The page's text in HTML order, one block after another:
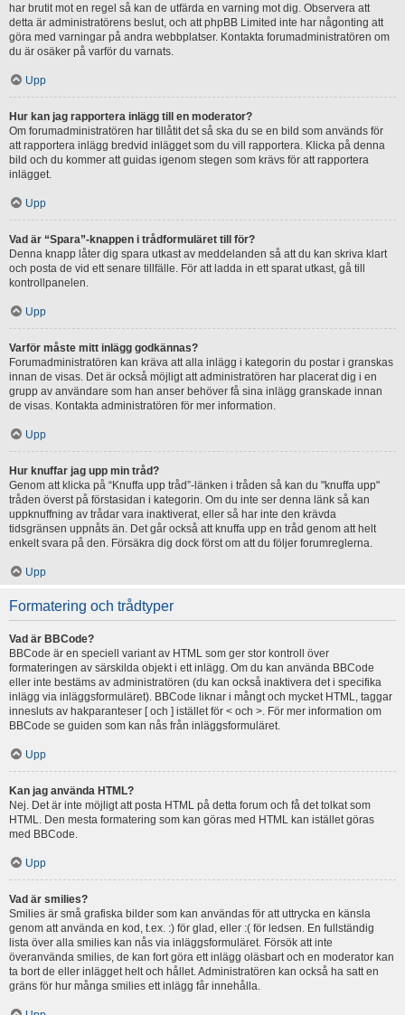
har brutit mot en regel så kan de utfärda en varning mot dig. Observera att
detta är administratörens beslut, och att phpBB Limited inte har någonting att
göra med varningar på andra webbplatser. Kontakta forumadministratören om
du är osäker på varför du varnats.
Upp
Hur kan jag rapportera inlägg till en moderator?
Om forumadministratören har tillåtit det så ska du se en bild som används för
att rapportera inlägg bredvid inlägget som du vill rapportera. Klicka på denna
bild och du kommer att guidas igenom stegen som krävs för att rapportera
inlägget.
Upp
Vad är “Spara”-knappen i trådformuläret till för?
Denna knapp låter dig spara utkast av meddelanden så att du kan skriva klart
och posta de vid ett senare tillfälle. För att ladda in ett sparat utkast, gå till
kontrollpanelen.
Upp
Varför måste mitt inlägg godkännas?
Forumadministratören kan kräva att alla inlägg i kategorin du postar i granskas
innan de visas. Det är också möjligt att administratören har placerat dig i en
grupp av användare som han anser behöver få sina inlägg granskade innan
de visas. Kontakta administratören för mer information.
Upp
Hur knuffar jag upp min tråd?
Genom att klicka på “Knuffa upp tråd”-länken i tråden så kan du "knuffa upp"
tråden överst på förstasidan i kategorin. Om du inte ser denna länk så kan
uppknuffning av trådar vara inaktiverat, eller så har inte den krävda
tidsgränsen uppnåts än. Det går också att knuffa upp en tråd genom att helt
enkelt svara på den. Försäkra dig dock först om att du följer forumreglerna.
Upp
Formatering och trådtyper
Vad är BBCode?
BBCode är en speciell variant av HTML som ger stor kontroll över
formateringen av särskilda objekt i ett inlägg. Om du kan använda BBCode
eller inte bestäms av administratören (du kan också inaktivera det i specifika
inlägg via inläggsformuläret). BBCode liknar i mångt och mycket HTML, taggar
innesluts av hakparanteser [ och ] istället för < och >. För mer information om
BBCode se guiden som kan nås från inläggsformuläret.
Upp
Kan jag använda HTML?
Nej. Det är inte möjligt att posta HTML på detta forum och få det tolkat som
HTML. Den mesta formatering som kan göras med HTML kan istället göras
med BBCode.
Upp
Vad är smilies?
Smilies är små grafiska bilder som kan användas för att uttrycka en känsla
genom att använda en kod, t.ex. :) för glad, eller :( för ledsen. En fullständig
lista över alla smilies kan nås via inläggsformuläret. Försök att inte
överanvända smilies, de kan fort göra ett inlägg oläsbart och en moderator kan
ta bort de eller inlägget helt och hållet. Administratören kan också ha satt en
gräns för hur många smilies ett inlägg får innehålla.